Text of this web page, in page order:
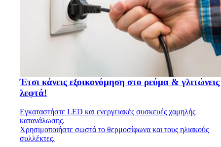
Έτσι κάνεις εξοικονόμηση στο ρεύμα & γλιτώνεις
λεφτά!
Εγκαταστήστε LED και ενεργειακές συσκευές χαμηλής
κατανάλωσης.
Χρησιμοποιήστε σωστά το θερμοσίφωνα και τους ηλιακούς
συλλέκτες.